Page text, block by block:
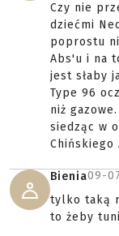
Czy nie
dziećmi
poprostu
Abs'u i na
jest słaby
Type 96
niż
siedząc w
Chińskiego
Bienia09-
tylko taką
to żeby